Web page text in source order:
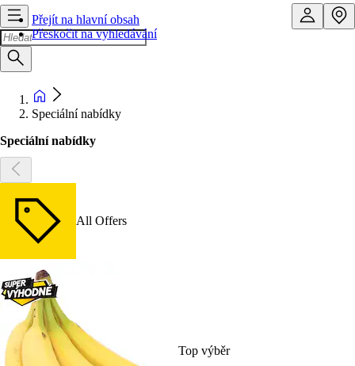
Přejít na hlavní obsah
Přeskočit na vyhledávání
Speciální nabídky
Speciální nabídky
All Offers
Top výběr